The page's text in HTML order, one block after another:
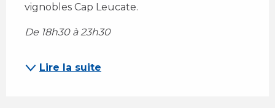
vignobles Cap Leucate.
De 18h30 à 23h30
Lire la suite